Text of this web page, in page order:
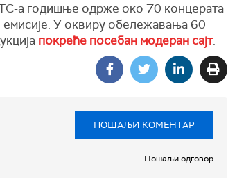
а годишње одрже око 70 концерата
емисије. У оквиру обележавања 60
покреће посебан модеран сајт.
ПОШАЉИ КОМЕНТАР
Пошаљи одговор